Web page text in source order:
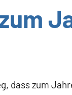
dass zum